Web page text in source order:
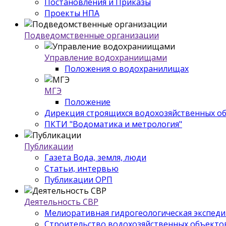
Проекты НПА
Подведомственные организации
Управление водохраниищами
Положения о водохранилищах
МГЭ
Положение
Дирекция строящихся водохозяйственных
ПКТИ "Водоматика и метрология"
Публикации
Газета Вода, земля, люди
Статьи, интервью
Публикации ОРП
Деятельность СВР
Мелиоративная гидрогеологическая